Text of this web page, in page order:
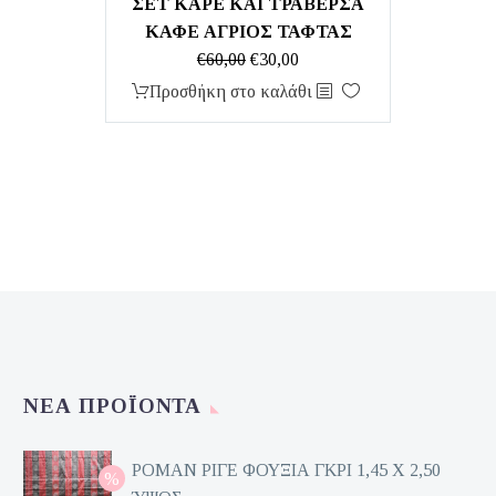
ΣΕΤ ΚΑΡΕ ΚΑΙ ΤΡΑΒΕΡΣΑ
ΚΑΦΕ ΑΓΡΙΟΣ ΤΑΦΤΑΣ
€60,00 Original
price
€30,00Η
τρέχουσα
Προσθήκη στο καλάθι
ΝΈΑ ΠΡΟΪΌΝΤΑ
ΡΟΜΑΝ ΡΙΓΕ ΦΟΥΞΙΑ ΓΚΡΙ 1,45 Χ 2,50